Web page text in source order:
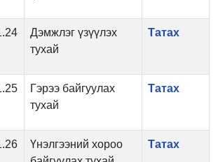
Дэмжлэг үзүүлэх
тухай
Татах
Гэрээ байгуулах
тухай
Татах
Үнэлгээний хороо
Татах